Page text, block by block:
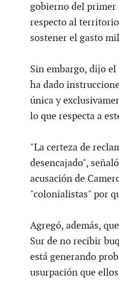
gobierno del
respecto al
sostener el gasto
Sin embargo, dijo
ha dado
única y
lo que respecta a
"La certeza de
desencajado",
acusación de
"colonialistas" por
Agregó, además,
Sur de no recibir
está generando
usurpación que